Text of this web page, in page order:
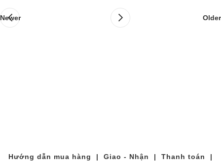
Newer Older
Hướng dẫn mua hàng | Giao - Nhận | Thanh toán |